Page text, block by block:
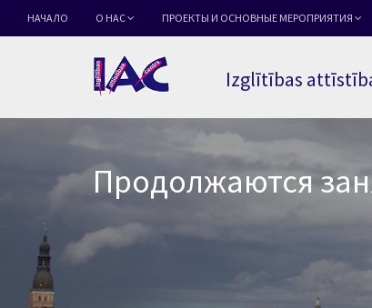
НАЧАЛО О НАС ПРОЕКТЫ И ОСНОВНЫЕ МЕРОПРИЯТИЯ
Izglītības
Продолжаются